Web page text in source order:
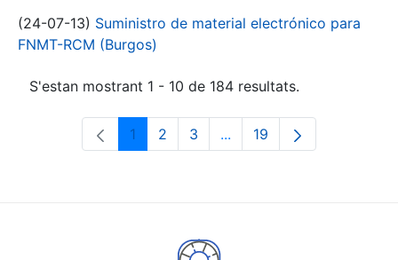
(24-07-13) Suministro de material electrónico para
FNMT-RCM (Burgos)
S'estan mostrant 1 - 10 de 184 resultats.
Pàgina
1 Pàgina
2 Pàgina
3 ...Pàgines intermèdies
Pàgina
19